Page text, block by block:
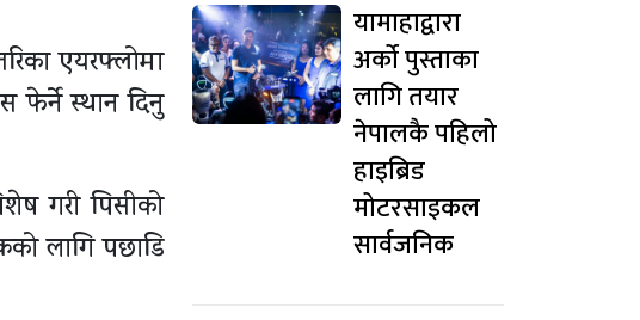
एयरफ्लोमा
फेर्ने स्थान दिनु
गरी पिसीको
लागि पछाडि
यामाहाद्वारा
अर्को पुस्ताका
लागि तयार
नेपालकै पहिलो
हाइब्रिड
मोटरसाइकल
सार्वजनिक